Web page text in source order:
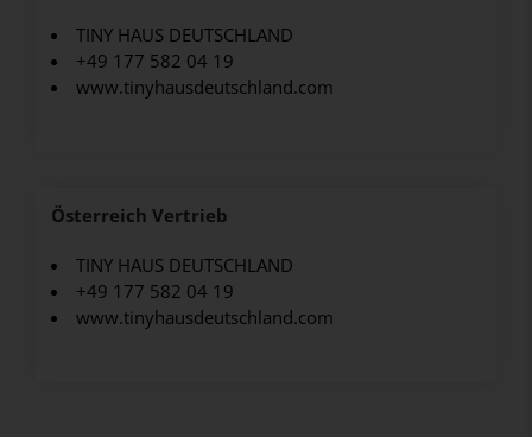
TINY HAUS DEUTSCHLAND
+49 177 582 04 19
www.tinyhausdeutschland.com
Österreich Vertrieb
TINY HAUS DEUTSCHLAND
+49 177 582 04 19
www.tinyhausdeutschland.com